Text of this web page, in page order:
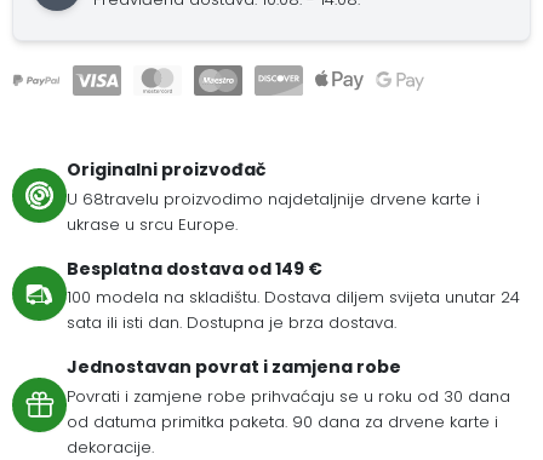
Originalni proizvođač
U 68travelu proizvodimo najdetaljnije drvene karte i
ukrase u srcu Europe.
Besplatna dostava od 149 €
100 modela na skladištu. Dostava diljem svijeta unutar 24
sata ili isti dan. Dostupna je brza dostava.
Jednostavan povrat i zamjena robe
Povrati i zamjene robe prihvaćaju se u roku od 30 dana
od datuma primitka paketa. 90 dana za drvene karte i
dekoracije.